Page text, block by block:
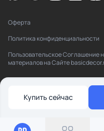
Купить сейчас
Оферта
Политика конфиденциальности
Пользовательское Соглашение
материалов на Сайте